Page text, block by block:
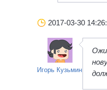
2017-03-30
Игорь Кузьмин